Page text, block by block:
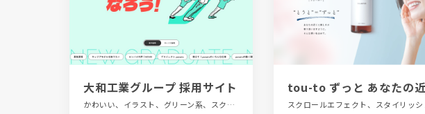
大和工業グループ 採用サイト
かわいい、イラスト、グリーン系、スクロールエフェクト、タイポグラフィー、ポップ、建設・住宅・不動産、新卒・中途採用サイト